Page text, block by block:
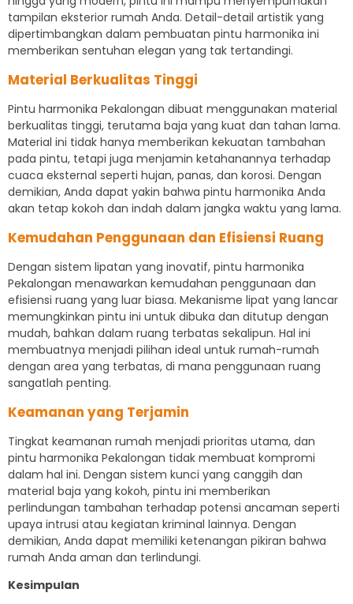
tampilan eksterior rumah Anda. Detail-detail artistik yang
dipertimbangkan dalam pembuatan pintu harmonika ini
memberikan sentuhan elegan yang tak tertandingi.
Material Berkualitas Tinggi
Pintu harmonika Pekalongan dibuat menggunakan material
berkualitas tinggi, terutama baja yang kuat dan tahan lama.
Material ini tidak hanya memberikan kekuatan tambahan
pada pintu, tetapi juga menjamin ketahanannya terhadap
cuaca eksternal seperti hujan, panas, dan korosi. Dengan
demikian, Anda dapat yakin bahwa pintu harmonika Anda
akan tetap kokoh dan indah dalam jangka waktu yang lama.
Kemudahan Penggunaan dan Efisiensi Ruang
Dengan sistem lipatan yang inovatif, pintu harmonika
Pekalongan menawarkan kemudahan penggunaan dan
efisiensi ruang yang luar biasa. Mekanisme lipat yang lancar
memungkinkan pintu ini untuk dibuka dan ditutup dengan
mudah, bahkan dalam ruang terbatas sekalipun. Hal ini
membuatnya menjadi pilihan ideal untuk rumah-rumah
dengan area yang terbatas, di mana penggunaan ruang
sangatlah penting.
Keamanan yang Terjamin
Tingkat keamanan rumah menjadi prioritas utama, dan
pintu harmonika Pekalongan tidak membuat kompromi
dalam hal ini. Dengan sistem kunci yang canggih dan
material baja yang kokoh, pintu ini memberikan
perlindungan tambahan terhadap potensi ancaman seperti
upaya intrusi atau kegiatan kriminal lainnya. Dengan
demikian, Anda dapat memiliki ketenangan pikiran bahwa
rumah Anda aman dan terlindungi.
Kesimpulan